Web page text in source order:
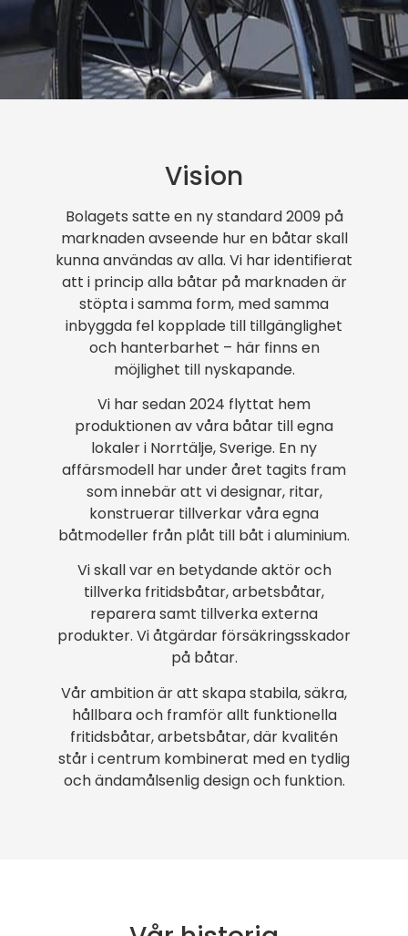
Vision
Bolagets satte en ny standard 2009 på
marknaden avseende hur en båtar skall
kunna användas av alla. Vi har identifierat
att i princip alla båtar på marknaden är
stöpta i samma form, med samma
inbyggda fel kopplade till tillgänglighet
och hanterbarhet – här finns en
möjlighet till nyskapande.
Vi har sedan 2024 flyttat hem
produktionen av våra båtar till egna
lokaler i Norrtälje, Sverige. En ny
affärsmodell har under året tagits fram
som innebär att vi designar, ritar,
konstruerar tillverkar våra egna
båtmodeller från plåt till båt i aluminium.
Vi skall var en betydande aktör och
tillverka fritidsbåtar, arbetsbåtar,
reparera samt tillverka externa
produkter. Vi åtgärdar försäkringsskador
på båtar.
Vår ambition är att skapa stabila, säkra,
hållbara och framför allt funktionella
fritidsbåtar, arbetsbåtar, där kvalitén
står i centrum kombinerat med en tydlig
och ändamålsenlig design och funktion.